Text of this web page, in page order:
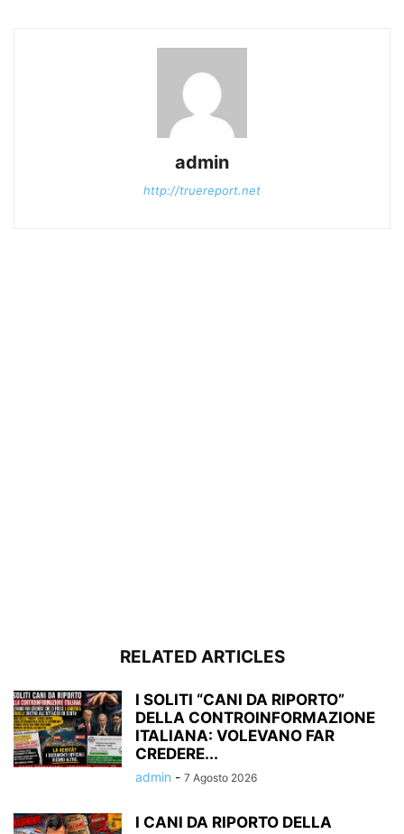
admin
http://truereport.net
RELATED ARTICLES
I SOLITI “CANI DA RIPORTO”
DELLA CONTROINFORMAZIONE
ITALIANA: VOLEVANO FAR
CREDERE...
admin - 7 Agosto 2026
I CANI DA RIPORTO DELLA